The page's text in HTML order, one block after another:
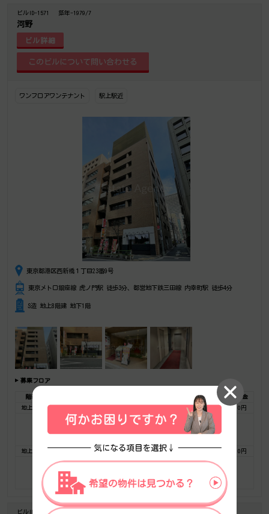
ビルID-1571 築年-1979/7
河野
ビル詳細
ワンフロアワンテナント 駅上駅近
東京都港区西新橋１丁目23番9号
東京メトロ銀座線 虎ノ門駅 徒歩3分、都営地下鉄三田線 内幸町駅 徒歩4分
S造 地上8階建 地下1階
募集フロア
階数 保証金・敷金
礼金
地上 3F
5,139,840円 0円
お気に入りに追加
地上 4F 800,850円 15,000円 0円
ビルID-1578 築年-1979/6